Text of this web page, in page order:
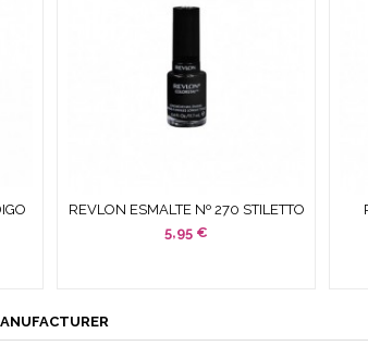
REVLON ESMALTE Nº 270 STILETTO
LONGWEAR 11,7 ML
5,95 €